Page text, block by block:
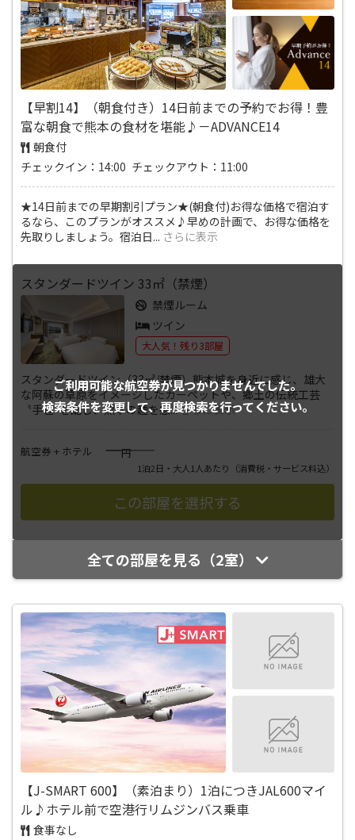
【早割14】（朝食付き）14日前までの予約でお得！豊
富な朝食で熊本の食材を堪能♪－ADVANCE14
朝食付
チェックイン：14:00 チェックアウト：11:00
★14日前までの早期割引プラン★(朝食付)お得な価格で宿泊す
るなら、このプランがオススメ♪早めの計画で、お得な価格を
先取りしましょう。宿泊日... さらに表示
ご利用可能な航空券が見つかりませんでした。
検索条件を変更して、再度検索を行ってください。
スタンダードツイン 33㎡（禁煙）
禁煙ルーム
ツイン
大人気！残り3部屋
スタンダードツイン（33㎡/禁煙）熊本城を身近に感じ、雄大
な阿蘇の草原をイメージしたカーペットや、郷土の伝統工芸
〝手毬″を配し、熊本の趣を感...さらに表示
航空券 + ホテル ――――円
1泊2日・大人1人あたり （消費税・サービス料込）
全ての部屋を見る（2室）
【J-SMART 600】（素泊まり）1泊につきJAL600マイ
ル♪ホテル前で空港行リムジンバス乗車
食事なし